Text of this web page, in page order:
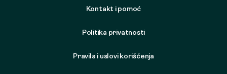
Kontakt i pomoć
Politika privatnosti
Pravila i uslovi korišćenja